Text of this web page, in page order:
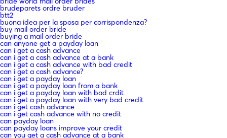
brudeparets ordre bruder
btt2
buona idea per la sposa per corrispondenza?
buy mail order bride
buying a mail order bride
can anyone get a payday loan
can i get a cash advance
can i get a cash advance at a bank
can i get a cash advance with bad credit
can i get a cash advance?
can i get a payday loan
can i get a payday loan from a bank
can i get a payday loan with bad crdit
can i get a payday loan with very bad credit
can i get cash advance
can i get cash advance with no credit
can payday loan
can payday loans improve your credit
can you get a cash advance at a bank